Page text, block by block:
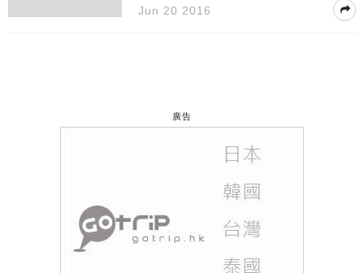
Jun 20 2016
廣告